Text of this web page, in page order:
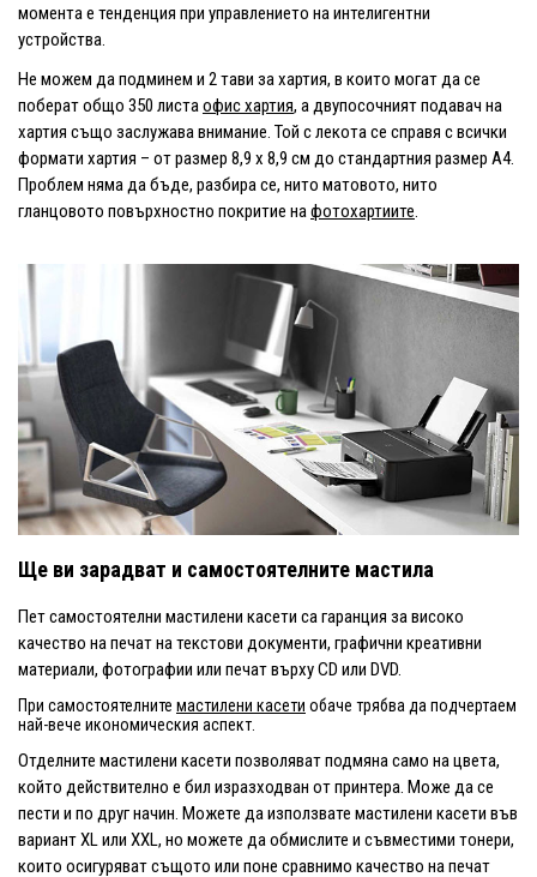
момента е тенденция при управлението на интелигентни
устройства.
Не можем да подминем и 2 тави за хартия, в които могат да се
поберат общо 350 листаофис хартия, а двупосочният подавач на
хартия също заслужава внимание. Той с лекота се справя с всички
формати хартия – от размер 8,9 x 8,9 см до стандартния размер A4.
Проблем няма да бъде, разбира се, нито матовото, нито
гланцовото повърхностно покритие нафотохартиите.
Ще ви зарадват и самостоятелните мастила
Пет самостоятелни мастилени касети са гаранция за високо
качество на печат на текстови документи, графични креативни
материали, фотографии или печат върху CD или DVD.
При самостоятелните мастилени касети обаче трябва да подчертаем
най-вече икономическия аспект.
Отделните мастилени касети позволяват подмяна само на цвета,
който действително е бил изразходван от принтера. Може да се
пести и по друг начин. Можете да използвате мастилени касети във
вариант XL или XXL, но можете да обмислите и съвместими тонери,
които осигуряват същото или поне сравнимо качество на печат